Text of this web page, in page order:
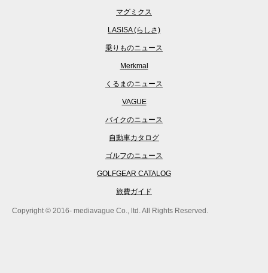
マグミクス
LASISA (らしさ)
乗りものニュース
Merkmal
くるまのニュース
VAGUE
バイクのニュース
自動車カタログ
ゴルフのニュース
GOLFGEAR CATALOG
旅費ガイド
Copyright © 2016- mediavague Co., ltd. All Rights Reserved.